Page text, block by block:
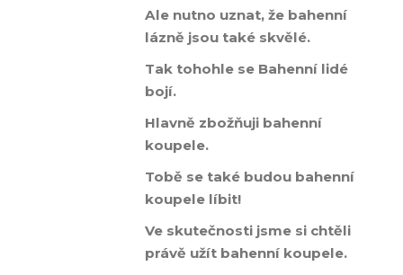
Ale nutno uznat, že bahenní
lázně jsou také skvělé.
Tak tohohle se Bahenní lidé
bojí.
Hlavně zbožňuji bahenní
koupele.
Tobě se také budou bahenní
koupele líbit!
Ve skutečnosti jsme si chtěli
právě užít bahenní koupele.